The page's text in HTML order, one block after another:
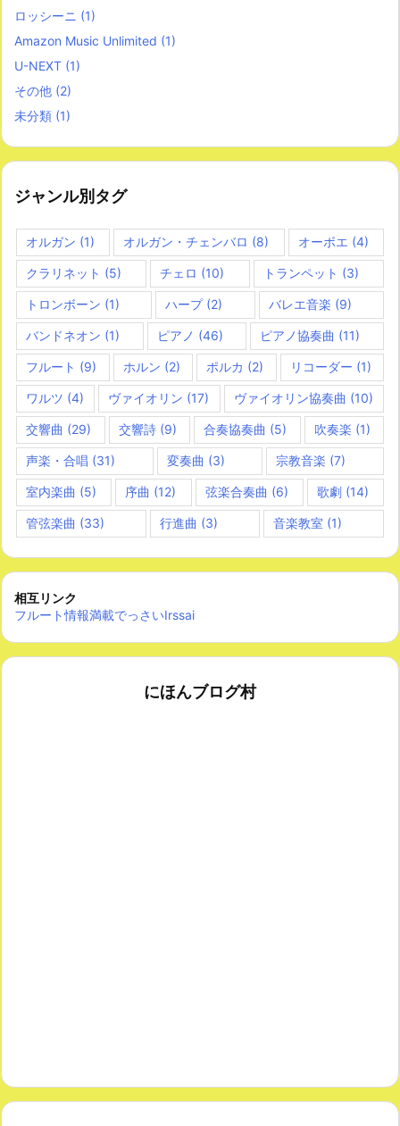
ロッシーニ (1)
Amazon Music Unlimited (1)
U-NEXT (1)
その他 (2)
未分類 (1)
ジャンル別タグ
オルガン (1) オルガン・チェンバロ (8) オーボエ (4)
クラリネット (5) チェロ (10) トランペット (3)
トロンボーン (1) ハープ(2) バレエ音楽 (9)
バンドネオン (1) ピアノ (46) ピアノ協奏曲 (11)
フルート (9) ホルン (2) ポルカ (2) リコーダー (1)
ワルツ (4) ヴァイオリン (17) ヴァイオリン協奏曲 (10)
交響曲 (29) 交響詩(9) 合奏協奏曲 (5) 吹奏楽 (1)
声楽・合唱 (31) 変奏曲 (3) 宗教音楽 (7)
室内楽曲 (5) 序曲 (12) 弦楽合奏曲 (6) 歌劇(14)
管弦楽曲 (33) 行進曲 (3) 音楽教室 (1)
相互リンク
フルート情報満載でっさいIrssai
にほんブログ村